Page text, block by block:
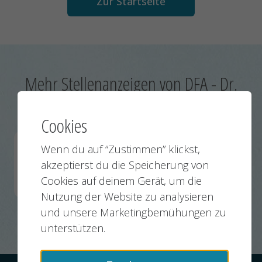
Mehr Stellenanzeigen von DFA - Dr.
Prozesstechniker (m/w/d)
Goslar 23.07.2026
Cookies
Wenn du auf “Zustimmen” klickst,
akzeptierst du die Speicherung von
Cookies auf deinem Gerät, um die
Nutzung der Website zu analysieren
und unsere Marketingbemühungen zu
unterstützen.